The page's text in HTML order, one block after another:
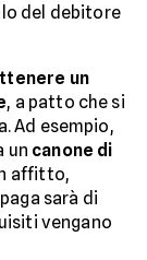
del debitore
un
, a patto che si
Ad esempio,
un canone di
affitto,
sarà di
vengano